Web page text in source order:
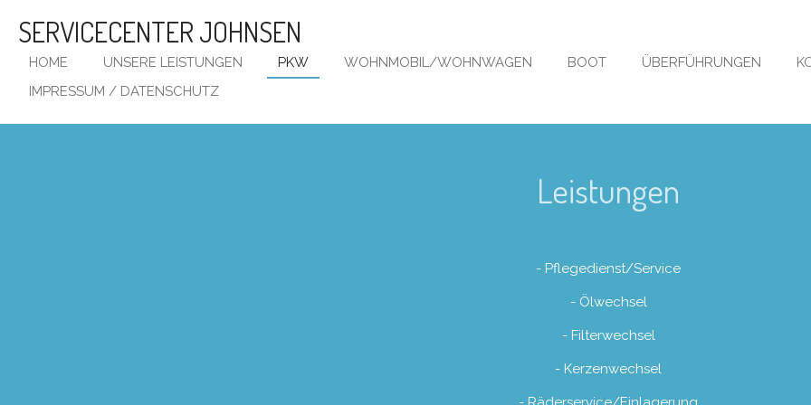
Hauptinhalt
springen
SERVICECENTER JOHNSEN
HOME UNSERE LEISTUNGEN PKW WOHNMOBIL/WOHNWAGEN BOOT ÜBERFÜHRUNGEN
IMPRESSUM / DATENSCHUTZ
Leistungen
- Pflegedienst/Service
- Ölwechsel
- Filterwechsel
- Kerzenwechsel